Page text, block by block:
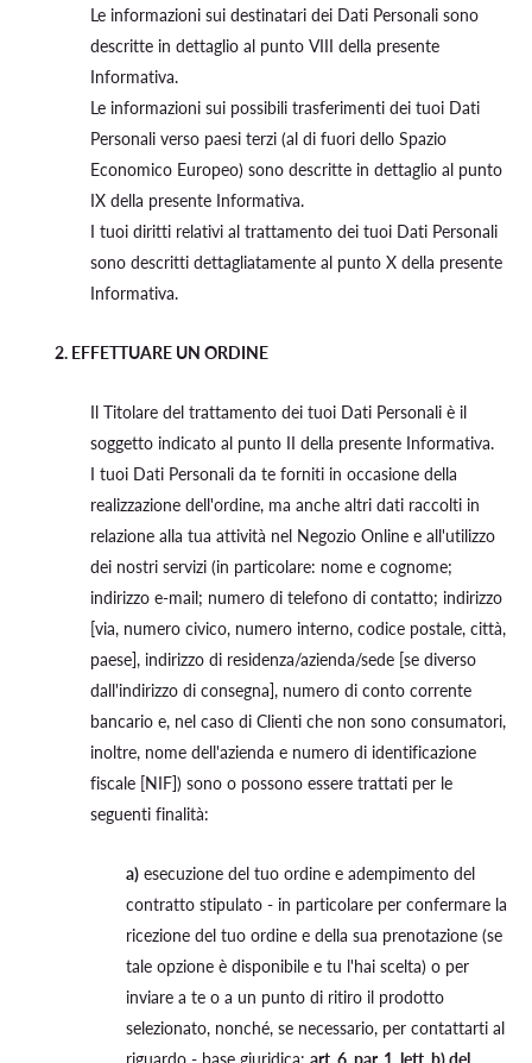
Le informazioni sui destinatari dei Dati Personali sono
descritte in dettaglio al punto VIII della presente
Informativa.
Le informazioni sui possibili trasferimenti dei tuoi Dati
Personali verso paesi terzi (al di fuori dello Spazio
Economico Europeo) sono descritte in dettaglio al punto
IX della presente Informativa.
I tuoi diritti relativi al trattamento dei tuoi Dati Personali
sono descritti dettagliatamente al punto X della presente
Informativa.
2. EFFETTUARE UN ORDINE
Il Titolare del trattamento dei tuoi Dati Personali è il
soggetto indicato al punto II della presente Informativa.
I tuoi Dati Personali da te forniti in occasione della
realizzazione dell'ordine, ma anche altri dati raccolti in
relazione alla tua attività nel Negozio Online e all'utilizzo
dei nostri servizi (in particolare: nome e cognome;
indirizzo e-mail; numero di telefono di contatto; indirizzo
[via, numero civico, numero interno, codice postale, città,
paese], indirizzo di residenza/azienda/sede [se diverso
dall'indirizzo di consegna], numero di conto corrente
bancario e, nel caso di Clienti che non sono consumatori,
inoltre, nome dell'azienda e numero di identificazione
fiscale [NIF]) sono o possono essere trattati per le
seguenti finalità:
a) esecuzione del tuo ordine e adempimento del
contratto stipulato - in particolare per confermare la
ricezione del tuo ordine e della sua prenotazione (se
tale opzione è disponibile e tu l'hai scelta) o per
inviare a te o a un punto di ritiro il prodotto
selezionato, nonché, se necessario, per contattarti al
riguardo - base giuridica: art. 6, par. 1, lett. b) del